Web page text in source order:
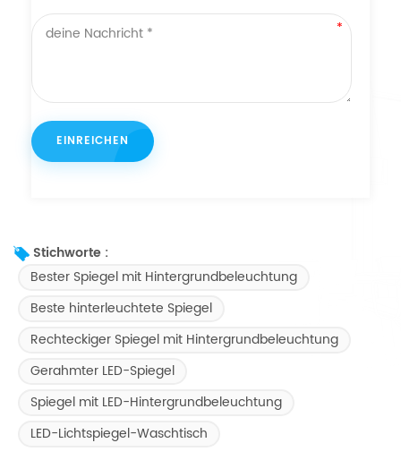
Stichworte :
Bester Spiegel mit Hintergrundbeleuchtung
Beste hinterleuchtete Spiegel
Rechteckiger Spiegel mit Hintergrundbeleuchtung
Gerahmter LED-Spiegel
Spiegel mit LED-Hintergrundbeleuchtung
LED-Lichtspiegel-Waschtisch